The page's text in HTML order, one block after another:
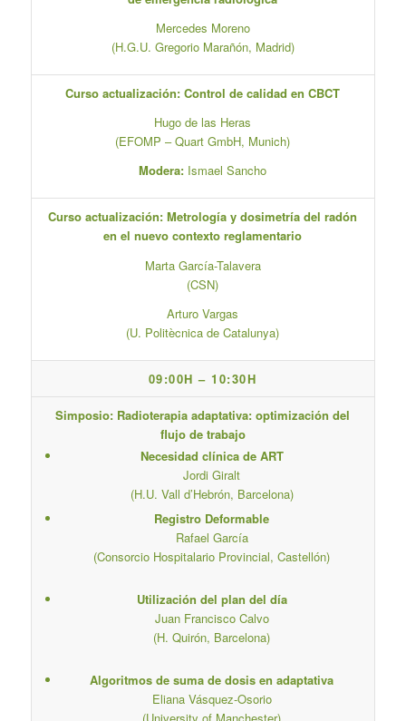
Mercedes Moreno
(H.G.U. Gregorio Marañón, Madrid)
Curso actualización: Control de calidad en CBCT
Hugo de las Heras
(EFOMP – Quart GmbH, Munich)
Modera: Ismael Sancho
Curso actualización: Metrología y dosimetría del radón
en el nuevo contexto reglamentario
Marta García-Talavera
(CSN)
Arturo Vargas
(U. Politècnica de Catalunya)
09:00H – 10:30H
Simposio: Radioterapia adaptativa: optimización del
flujo de trabajo
Necesidad clínica de ART
Jordi Giralt
(H.U. Vall d’Hebrón, Barcelona)
Registro Deformable
Rafael García
(Consorcio Hospitalario Provincial, Castellón)
Utilización del plan del día
Juan Francisco Calvo
(H. Quirón, Barcelona)
Algoritmos de suma de dosis en adaptativa
Eliana Vásquez-Osorio
(University of Manchester)